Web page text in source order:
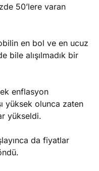
50’lere varan
en bol ve en ucuz
bile alışılmadık bir
enflasyon
yüksek olunca zaten
yükseldi.
da fiyatlar